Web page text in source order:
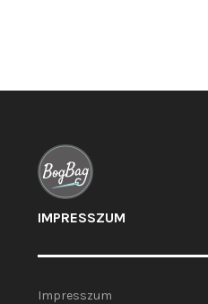
IMPRESSZUM
Impresszum